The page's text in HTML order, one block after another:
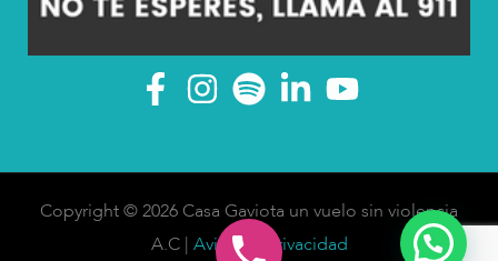
Copyright © 2026 Casa Gaviota un vuelo sin violencia
A.C | Aviso de Privacidad